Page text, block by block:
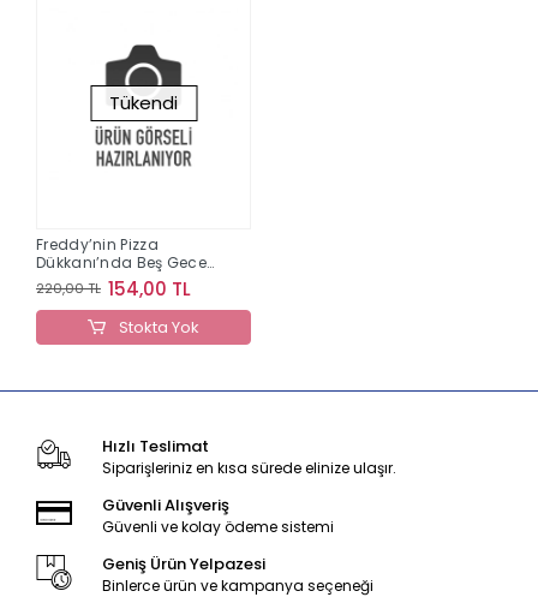
Tükendi
Freddy’nin Pizza
Dükkanı’nda Beş Gece :
Boyama Kitabı
220,00 TL 154,00 TL
Stokta Yok
Hızlı Teslimat
Siparişleriniz en kısa sürede elinize ulaşır.
Güvenli Alışveriş
Güvenli ve kolay ödeme sistemi
Geniş Ürün Yelpazesi
Binlerce ürün ve kampanya seçeneği